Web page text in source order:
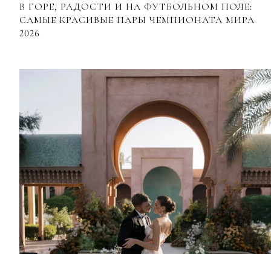
В ГОРЕ, РАДОСТИ И НА ФУТБОЛЬНОМ ПОЛЕ:
САМЫЕ КРАСИВЫЕ ПАРЫ ЧЕМПИОНАТА МИРА
2026